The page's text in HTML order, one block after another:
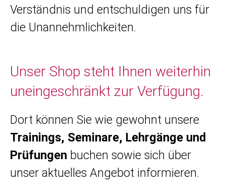
Verständnis und entschuldigen uns für
die Unannehmlichkeiten.
Unser Shop steht Ihnen weiterhin
uneingeschränkt zur Verfügung.
Dort können Sie wie gewohnt unsere
Trainings, Seminare, Lehrgänge und
Prüfungen buchen sowie sich über
unser aktuelles Angebot informieren.